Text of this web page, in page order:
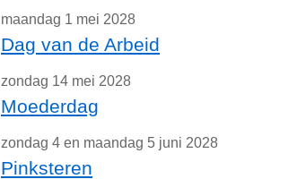
maandag 1 mei 2028
Dag van de Arbeid
zondag 14 mei 2028
Moederdag
zondag 4 en maandag 5 juni 2028
Pinksteren